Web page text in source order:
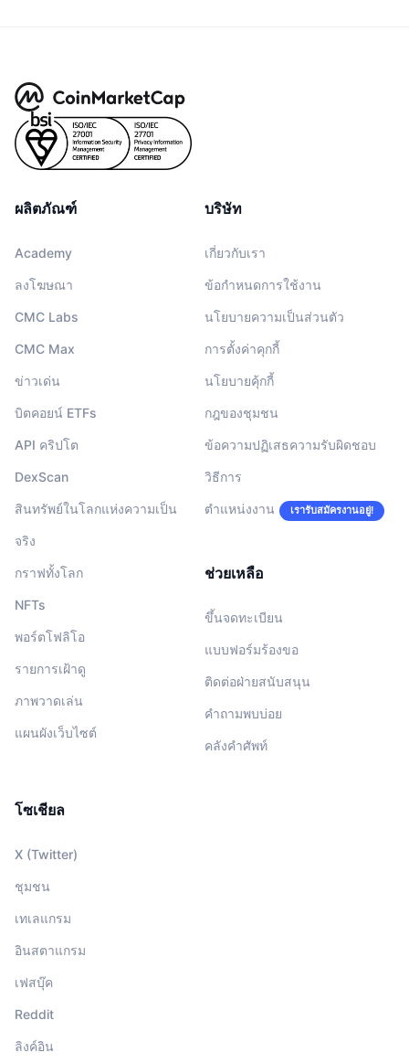
ผลิตภัณฑ์
Academy
ลงโฆษณา
CMC Labs
CMC Max
ข่าวเด่น
บิตคอยน์ ETFs
API คริปโต
DexScan
สินทรัพย์ในโลกแห่งความเป็น
จริง
กราฟทั้งโลก
NFTs
พอร์ตโฟลิโอ
รายการเฝ้าดู
ภาพวาดเล่น
แผนผังเว็บไซต์
บริษัท
เกี่ยวกับเรา
ข้อกำหนดการใช้งาน
นโยบายความเป็นส่วนตัว
การตั้งค่าคุกกี้
นโยบายคุ้กกี้
กฎของชุมชน
ข้อความปฏิเสธความรับผิดชอบ
วิธีการ
ตำแหน่งงาน เรารับสมัครงานอยู่!
ช่วยเหลือ
ขึ้นจดทะเบียน
แบบฟอร์มร้องขอ
ติดต่อฝ่ายสนับสนุน
คำถามพบบ่อย
คลังคำศัพท์
โซเชียล
X (Twitter)
ชุมชน
เทเลแกรม
อินสตาแกรม
เฟสบุ๊ค
Reddit
ลิงค์อิน